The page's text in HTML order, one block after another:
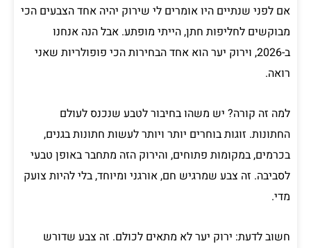
אם לפני שנתיים היו אומרים לי שירוק יהיה אחד הצבעים הכי
מבוקשים לחליפות חתן, הייתי מופתע. אבל הנה אנחנו
ב-2026, וירוק יער הוא אחד הבחירות הכי פופולריות שאני
רואה.
למה זה קורה? יש משהו בחיבור לטבע שנכנס לעולם
החתונות. זוגות בוחרים יותר ויותר לעשות חתונות בגנים,
בכרמים, במקומות פתוחים, והירוק הזה מתחבר באופן טבעי
לסביבה. זה צבע שמרגיש חם, אורגני ומיוחד, בלי להיות צועק
מדי.
חשוב לדעת: ירוק יער לא מתאים לכולם. זה צבע שדורש